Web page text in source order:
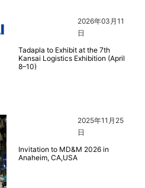
2026年03月11
日
Tadapla to Exhibit at the 7th
Kansai Logistics Exhibition (April
8–10)
2025年11月25
日
Invitation to MD&M 2026 in
Anaheim, CA,USA